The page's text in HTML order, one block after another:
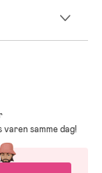
varen samme dag!